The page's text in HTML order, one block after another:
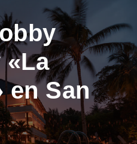
«La
en San